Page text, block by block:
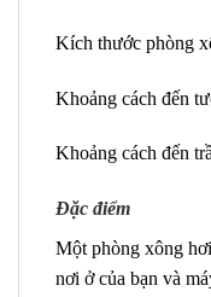
Kích thước phòng
Khoảng cách đến
Khoảng cách đến
Đặc điểm
Một phòng xông
nơi ở của bạn và